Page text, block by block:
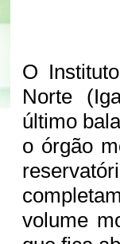
O
Norte
último
o órgão
volume